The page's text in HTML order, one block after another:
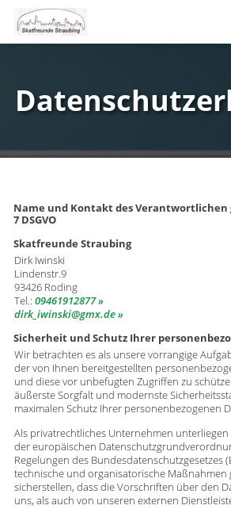
Name und Kontakt des Verantwortlichen
7 DSGVO
Skatfreunde Straubing
Dirk Iwinski
Lindenstr.9
93426 Roding
Tel.: 09461912877
dirk_iwinski
​gmx.de
Sicherheit und Schutz Ihrer
Wir betrachten es als unsere vorrangige
der von Ihnen bereitgestellten
und diese vor unbefugten Zugriffen zu
äußerste Sorgfalt und modernste
maximalen Schutz Ihrer personenbezogenen
Als privatrechtliches Unternehmen
der europäischen
Regelungen des Bundesdatenschutzgesetzes
technische und organisatorische Maßnahmen
sicherstellen, dass die Vorschriften über den
uns, als auch von unseren externen